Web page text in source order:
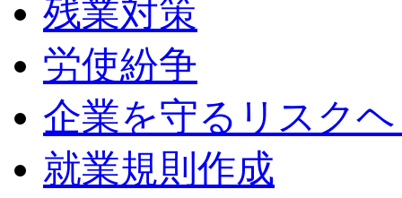
残業対策
労使紛争
企業を守るリスク
就業規則作成